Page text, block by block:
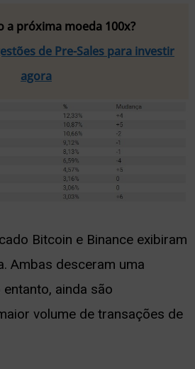
a próxima moeda 100x?
de Pre-Sales para investir
agora
Bitcoin e Binance exibiram
Ambas desceram uma
ainda são
volume de transações de